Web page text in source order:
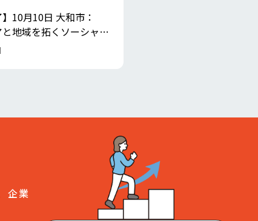
】10月10日 大和市：
と地域を拓くソーシャル
催！
企業